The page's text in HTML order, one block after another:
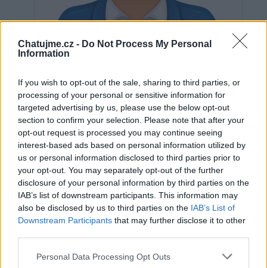
Chatujme.cz - Do Not Process My Personal
Information
If you wish to opt-out of the sale, sharing to third parties, or
processing of your personal or sensitive information for
targeted advertising by us, please use the below opt-out
section to confirm your selection. Please note that after your
opt-out request is processed you may continue seeing
interest-based ads based on personal information utilized by
us or personal information disclosed to third parties prior to
your opt-out. You may separately opt-out of the further
disclosure of your personal information by third parties on the
IAB’s list of downstream participants. This information may
also be disclosed by us to third parties on the IAB’s List of
Downstream Participants that may further disclose it to other
Personal Data Processing Opt Outs
Neověřeno
0 uživatelům se líbí
Neověřený profil
fotografií. U neověřených profilů nelze zaručit, že fotografie a